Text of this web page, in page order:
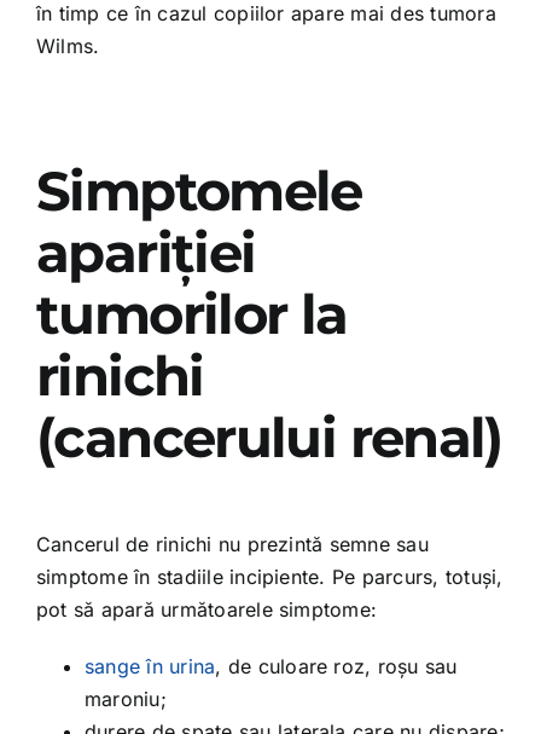
în timp ce în cazul copiilor apare mai des tumora
Wilms.
Simptomele
apariției
tumorilor la
rinichi
(cancerului renal)
Cancerul de rinichi nu prezintă semne sau
simptome în stadiile incipiente. Pe parcurs, totuși,
pot să apară următoarele simptome:
sange în urina, de culoare roz, roșu sau
maroniu;